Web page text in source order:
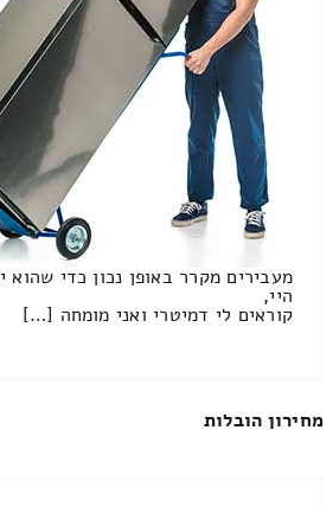
מעבירים מקרר באופן נכון כדי שהוא
היי,
קוראים לי דמיטרי ואני מומחה […]
מחירון הובלות